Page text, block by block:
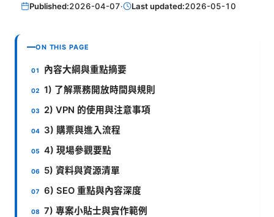
Published:2026-04-07· Last updated:2026-05-10
ON THIS PAGE
內容大綱與重點摘要
1) 了解票務開放時間與規則
2) VPN 的使用與注意事項
3) 購票與進入流程
4) 現場參觀要點
5) 資料與資源清單
6) SEO 重點與內容深度
7) 專案小貼士與實作範例